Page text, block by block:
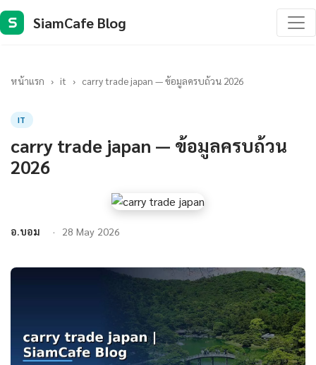
S SiamCafe Blog
หน้าแรก › it › carry trade japan — ข้อมูลครบถ้วน 2026
IT
carry trade japan — ข้อมูลครบถ้วน
2026
อ.บอม 28 May 2026